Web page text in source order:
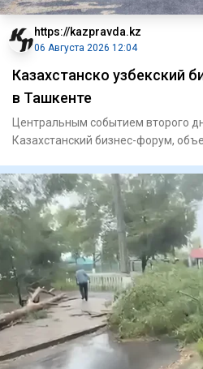
https://kazpravda.kz
06 Августа 2026 12:04
Казахстанско узбекский
в Ташкенте
Центральным событием второго
Казахстанский бизнес-форум,